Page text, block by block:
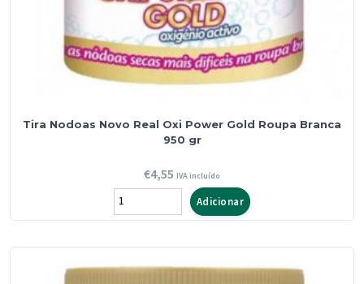
Tira Nodoas Novo Real Oxi Power Gold Roupa Branca
950 gr
€4,55 IVA incluído
Quantidade
de
Nodoas
Adicionar